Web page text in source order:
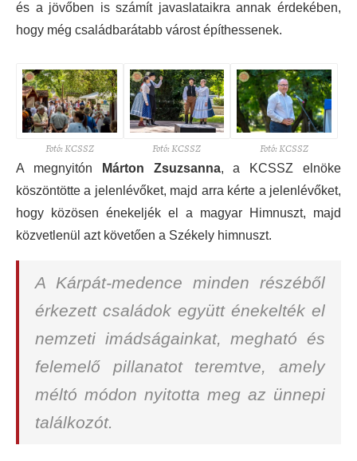
és a jövőben is számít javaslataikra annak érdekében,
hogy még családbarátabb várost építhessenek.
Fotó: KCSSZ Fotó: KCSSZ
Fotó: KCSSZ
A megnyitón
Márton Zsuzsanna, a KCSSZ elnöke
köszöntötte a jelenlévőket, majd arra kérte a jelenlévőket,
hogy közösen énekeljék el a magyar Himnuszt, majd
közvetlenül azt követően a Székely himnuszt.
A Kárpát-medence minden részéből
érkezett családok együtt énekelték el
nemzeti imádságainkat, megható és
felemelő pillanatot teremtve, amely
méltó módon nyitotta meg az ünnepi
találkozót.